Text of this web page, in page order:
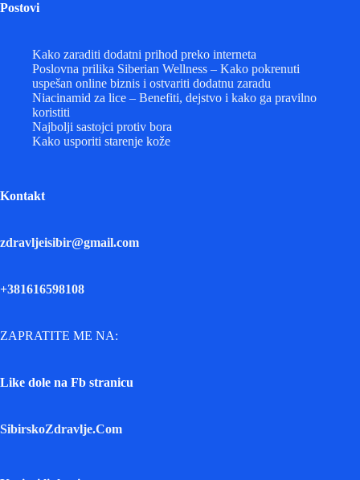
Postovi
Kako zaraditi dodatni prihod preko interneta
Poslovna prilika Siberian Wellness – Kako pokrenuti
uspešan online biznis i ostvariti dodatnu zaradu
Niacinamid za lice – Benefiti, dejstvo i kako ga pravilno
koristiti
Najbolji sastojci protiv bora
Kako usporiti starenje kože
Kontakt
zdravljeisibir@gmail.com
+381616598108
ZAPRATITE ME NA:
Like dole na Fb stranicu
SibirskoZdravlje.Com